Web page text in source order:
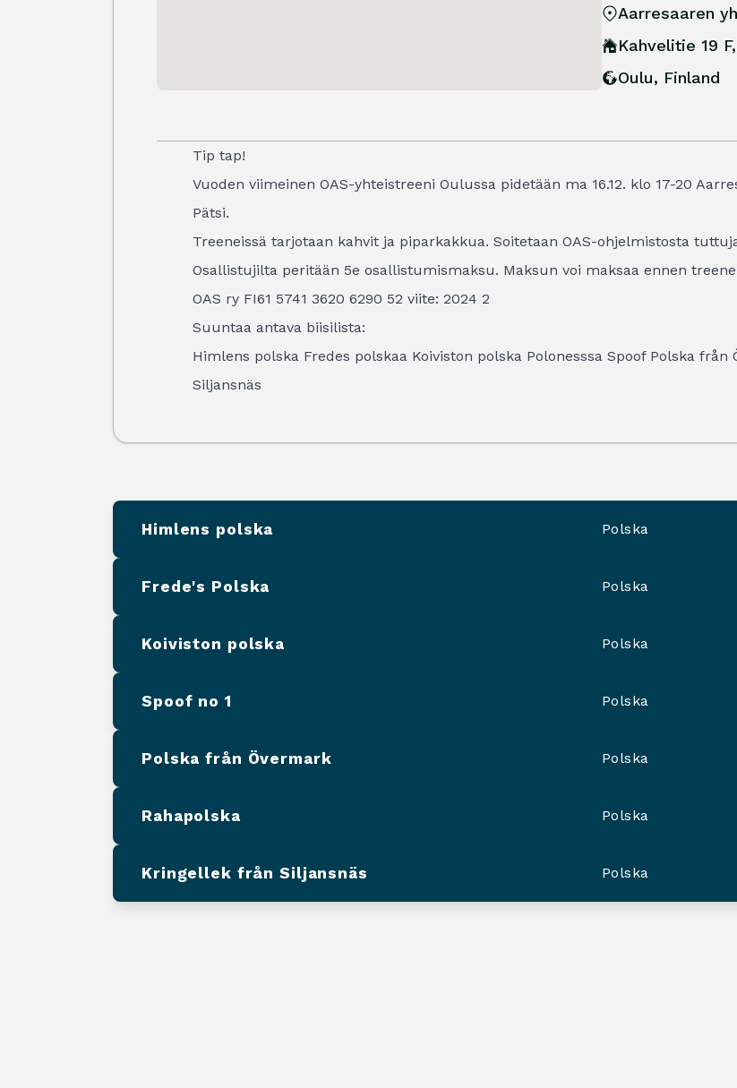
Tip tap!
Vuoden viimeinen OAS-yhteistreeni Oulussa pidetään ma 16.12. klo 17-20
Pätsi.
Treeneissä tarjotaan kahvit ja piparkakkua. Soitetaan OAS-ohjelmistosta
Osallistujilta peritään 5e osallistumismaksu. Maksun voi maksaa ennen
OAS ry FI61 5741 3620 6290 52 viite: 2024 2
Suuntaa antava biisilista:
Himlens polska Fredes polskaa Koiviston polska Polonesssa Spoof Polska
Siljansnäs
Aarresaaren
Kahvelitie 19
Oulu, Finland
Himlens polska Polska
Frede's Polska Polska
Koiviston polska Polska
Spoof no 1 Polska
Polska från Övermark Polska
Rahapolska Polska
Kringellek från Siljansnäs Polska